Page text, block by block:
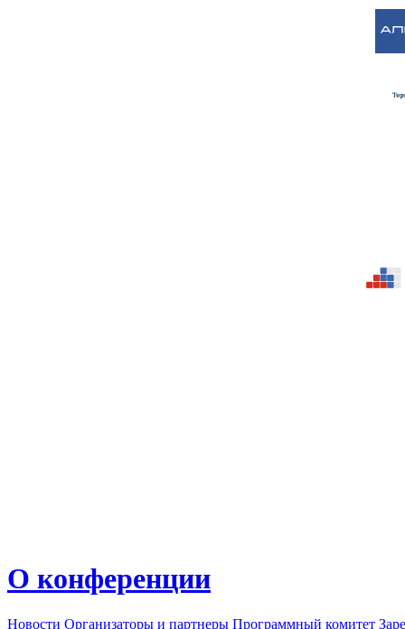
О конференции
Новости Организаторы и партнеры Программный комитет